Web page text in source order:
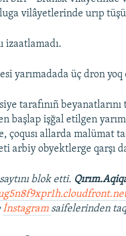
vilâyetlerinde urıp
izaatlamadı.
yarımadada üç dron
tarafınıñ beyanatlarını
başlap işğal etilgen
allarda malümat
arbiy obyektlerge qarşı
blok etti.
İnstagram saifelerinden